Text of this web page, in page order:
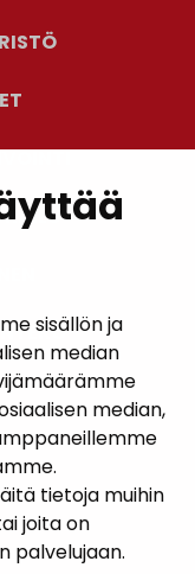
sisällön ja
median
median,
tietoja muihin
joita on
palvelujaan.